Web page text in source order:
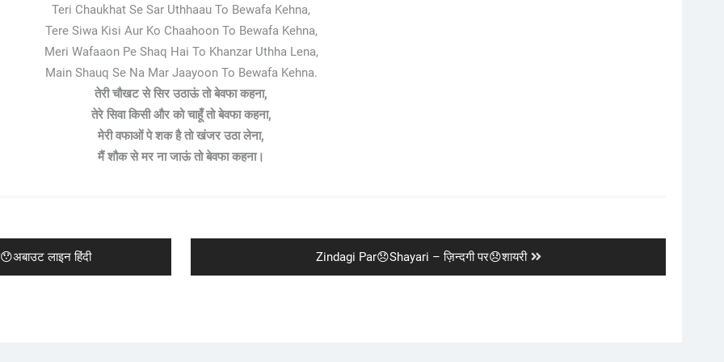
Teri Chaukhat Se Sar Uthhaau To Bewafa Kehna,
Tere Siwa Kisi Aur Ko Chaahoon To Bewafa Kehna,
Meri Wafaaon Pe Shaq Hai To Khanzar Uthha Lena,
Main Shauq Se Na Mar Jaayoon To Bewafa Kehna.
तेरी चौखट से सिर उठाऊं तो बेवफा कहना,
तेरे सिवा किसी और को चाहूँ तो बेवफा कहना,
मेरी वफाओं पे शक है तो खंजर उठा लेना,
मैं शौक से मर ना जाऊं तो बेवफा कहना।
लाइन हिंदी
Next
post:
Zindagi Par😞Shayari – ज़िन्दगी पर😞शायरी